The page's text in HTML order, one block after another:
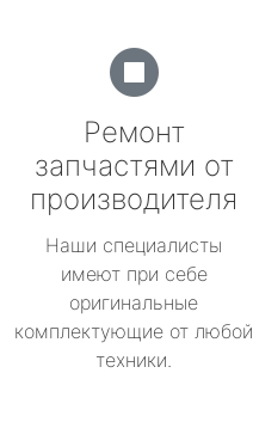
Ремонт
запчастями от
производителя
Наши специалисты
имеют при себе
оригинальные
комплектующие от любой
техники.